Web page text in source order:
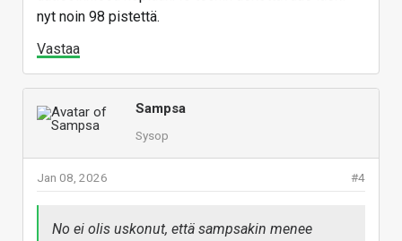
nyt noin 98 pistettä.
Vastaa
Sampsa
Sysop
#4
Jan 08, 2026
No ei olis uskonut, että sampsakin menee